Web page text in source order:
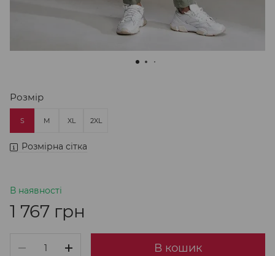
Розмір
S M XL 2XL
Розмірна сітка
В наявності
1 767 грн
В кошик